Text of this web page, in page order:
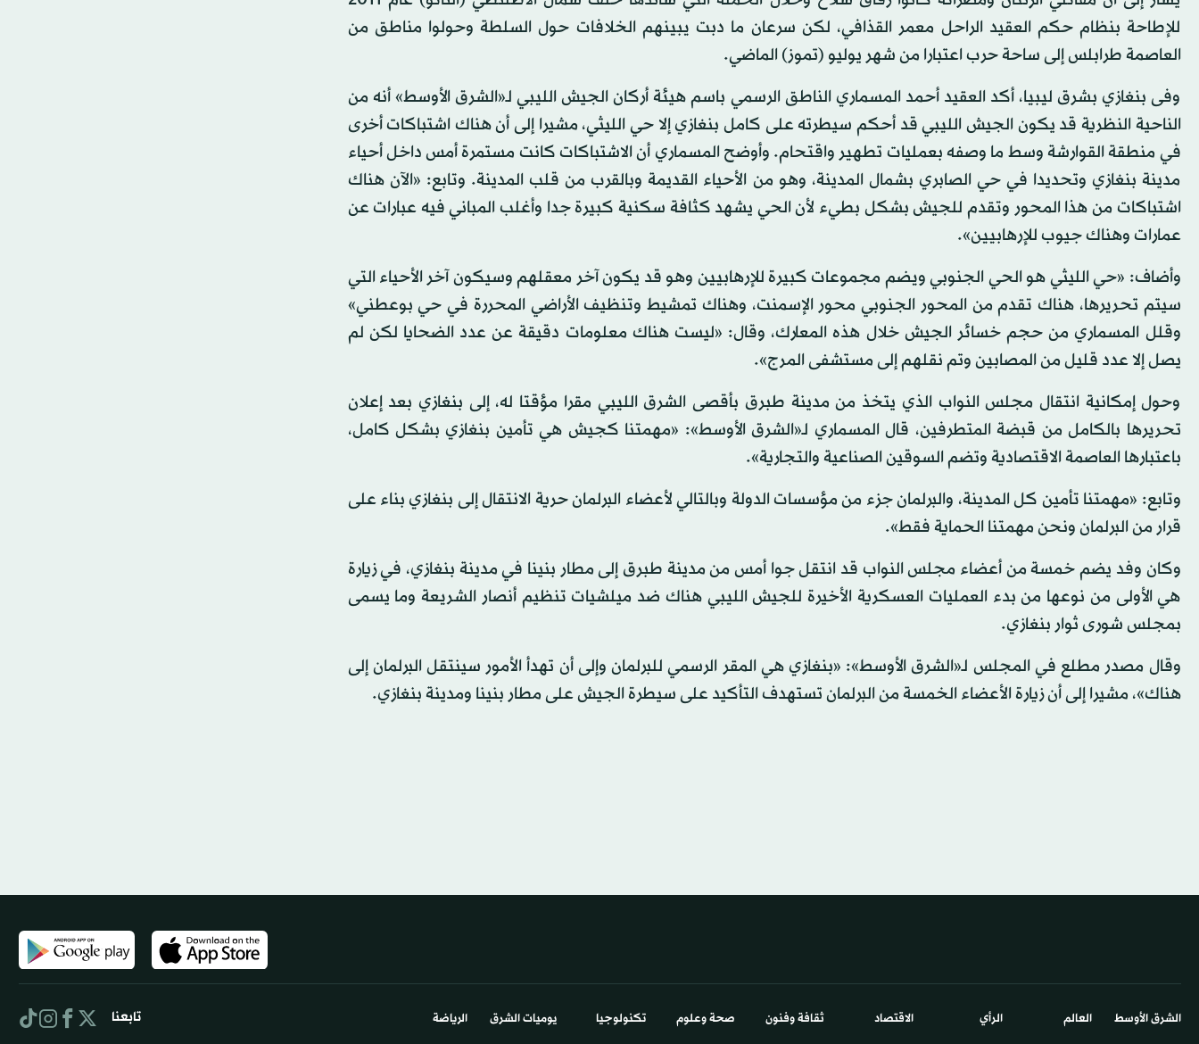
للإطاحة بنظام حكم العقيد الراحل معمر القذافي، لكن سرعان ما دبت يبينهم الخلافات حول السلطة وحولوا مناطق من
العاصمة طرابلس إلى ساحة حرب اعتبارا من شهر يوليو (تموز) الماضي.
وفى بنغازي بشرق ليبيا، أكد العقيد أحمد المسماري الناطق الرسمي باسم هيئة أركان الجيش الليبي لـ«الشرق الأوسط» أنه من
الناحية النظرية قد يكون الجيش الليبي قد أحكم سيطرته على كامل بنغازي إلا حي الليثي، مشيرا إلى أن هناك اشتباكات أخرى
في منطقة القوارشة وسط ما وصفه بعمليات تطهير واقتحام. وأوضح المسماري أن الاشتباكات كانت مستمرة أمس داخل أحياء
مدينة بنغازي وتحديدا في حي الصابري بشمال المدينة، وهو من الأحياء القديمة وبالقرب من قلب المدينة. وتابع: «الآن هناك
اشتباكات من هذا المحور وتقدم للجيش بشكل بطيء لأن الحي يشهد كثافة سكنية كبيرة جدا وأغلب المباني فيه عبارات عن
عمارات وهناك جيوب للإرهابيين».
وأضاف: «حي الليثي هو الحي الجنوبي ويضم مجموعات كبيرة للإرهابيين وهو قد يكون آخر معقلهم وسيكون آخر الأحياء التي
سيتم تحريرها، هناك تقدم من المحور الجنوبي محور الإسمنت، وهناك تمشيط وتنظيف الأراضي المحررة في حي بوعطني»
وقلل المسماري من حجم خسائر الجيش خلال هذه المعارك، وقال: «ليست هناك معلومات دقيقة عن عدد الضحايا لكن لم
يصل إلا عدد قليل من المصابين وتم نقلهم إلى مستشفى المرج».
وحول إمكانية انتقال مجلس النواب الذي يتخذ من مدينة طبرق بأقصى الشرق الليبي مقرا مؤقتا له، إلى بنغازي بعد إعلان
تحريرها بالكامل من قبضة المتطرفين، قال المسماري لـ«الشرق الأوسط»: «مهمتنا كجيش هي تأمين بنغازي بشكل كامل،
باعتبارها العاصمة الاقتصادية وتضم السوقين الصناعية والتجارية».
وتابع: «مهمتنا تأمين كل المدينة، والبرلمان جزء من مؤسسات الدولة وبالتالي لأعضاء البرلمان حرية الانتقال إلى بنغازي بناء على
قرار من البرلمان ونحن مهمتنا الحماية فقط».
وكان وفد يضم خمسة من أعضاء مجلس النواب قد انتقل جوا أمس من مدينة طبرق إلى مطار بنينا في مدينة بنغازي، في زيارة
هي الأولى من نوعها من بدء العمليات العسكرية الأخيرة للجيش الليبي هناك ضد ميلشيات تنظيم أنصار الشريعة وما يسمى
بمجلس شورى ثوار بنغازي.
وقال مصدر مطلع في المجلس لـ«الشرق الأوسط»: «بنغازي هي المقر الرسمي للبرلمان وإلى أن تهدأ الأمور سينتقل البرلمان إلى
هناك»، مشيرا إلى أن زيارة الأعضاء الخمسة من البرلمان تستهدف التأكيد على سيطرة الجيش على مطار بنينا ومدينة بنغازي.
الشرق الأوسط​ العالم الرأي الاقتصاد ثقافة وفنون صحة وعلوم تكنولوجيا يوميات الشرق​ الرياضة تابعنا